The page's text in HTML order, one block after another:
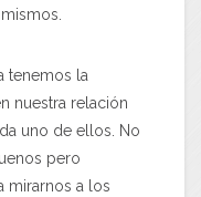
tenemos la
nuestra relación
uno de ellos. No
pero
mirarnos a los